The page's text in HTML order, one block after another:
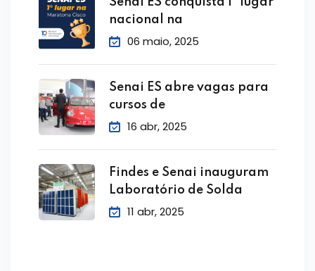
nacional na
06 maio, 2025
Senai ES abre vagas para
cursos de
16 abr, 2025
Findes e Senai inauguram
Laboratório de Solda
11 abr, 2025